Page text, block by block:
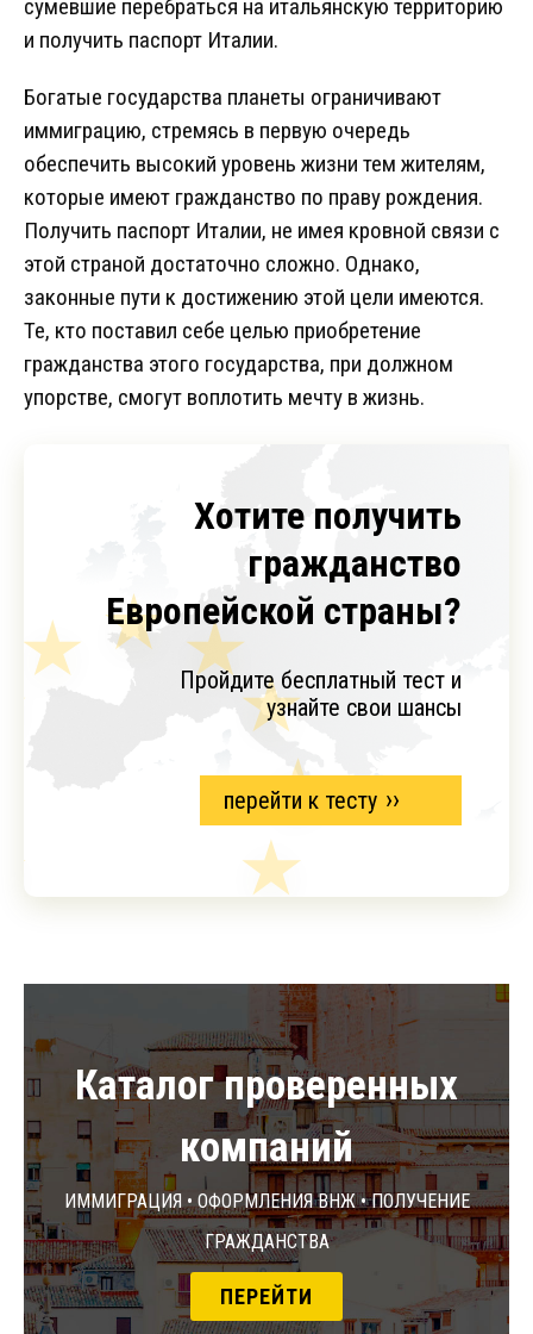
сумевшие перебраться на итальянскую территорию
и получить паспорт Италии.
Богатые государства планеты ограничивают
иммиграцию, стремясь в первую очередь
обеспечить высокий уровень жизни тем жителям,
которые имеют гражданство по праву рождения.
Получить паспорт Италии, не имея кровной связи с
этой страной достаточно сложно. Однако,
законные пути к достижению этой цели имеются.
Те, кто поставил себе целью приобретение
гражданства этого государства, при должном
упорстве, смогут воплотить мечту в жизнь.
Хотите получить
гражданство
Европейской страны?
Пройдите бесплатный тест и
узнайте свои шансы
перейти к тесту
Каталог проверенных
компаний
Иммиграция • Оформления ВНЖ • Получение
гражданства
ПЕРЕЙТИ